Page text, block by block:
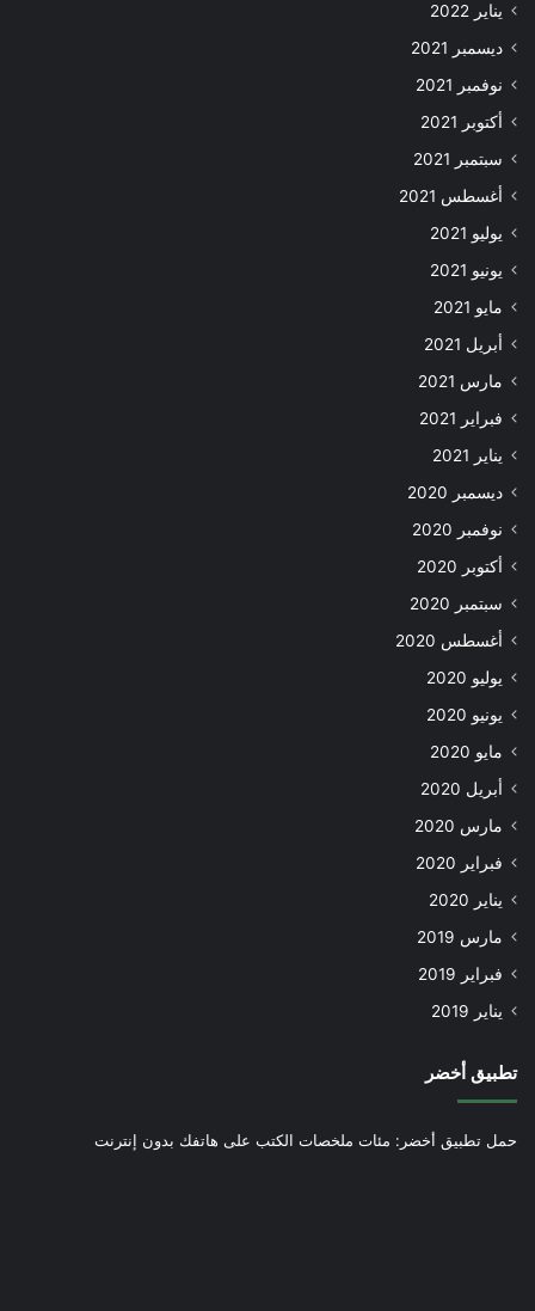
يناير 2022
ديسمبر 2021
نوفمبر 2021
أكتوبر 2021
سبتمبر 2021
أغسطس 2021
يوليو 2021
يونيو 2021
مايو 2021
أبريل 2021
مارس 2021
فبراير 2021
يناير 2021
ديسمبر 2020
نوفمبر 2020
أكتوبر 2020
سبتمبر 2020
أغسطس 2020
يوليو 2020
يونيو 2020
مايو 2020
أبريل 2020
مارس 2020
فبراير 2020
يناير 2020
مارس 2019
فبراير 2019
يناير 2019
تطبيق أخضر
حمل تطبيق أخضر: مئات ملخصات الكتب على هاتفك بدون إنترنت